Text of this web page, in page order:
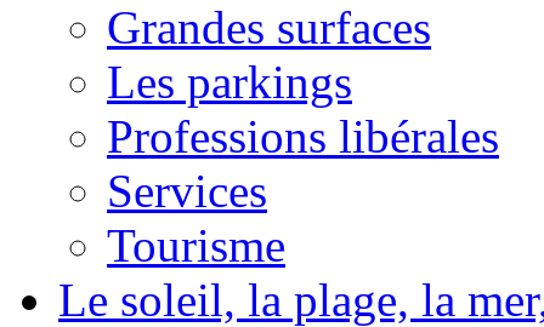
Grandes surfaces
Les parkings
Professions libérales
Services
Tourisme
Le soleil, la plage, la